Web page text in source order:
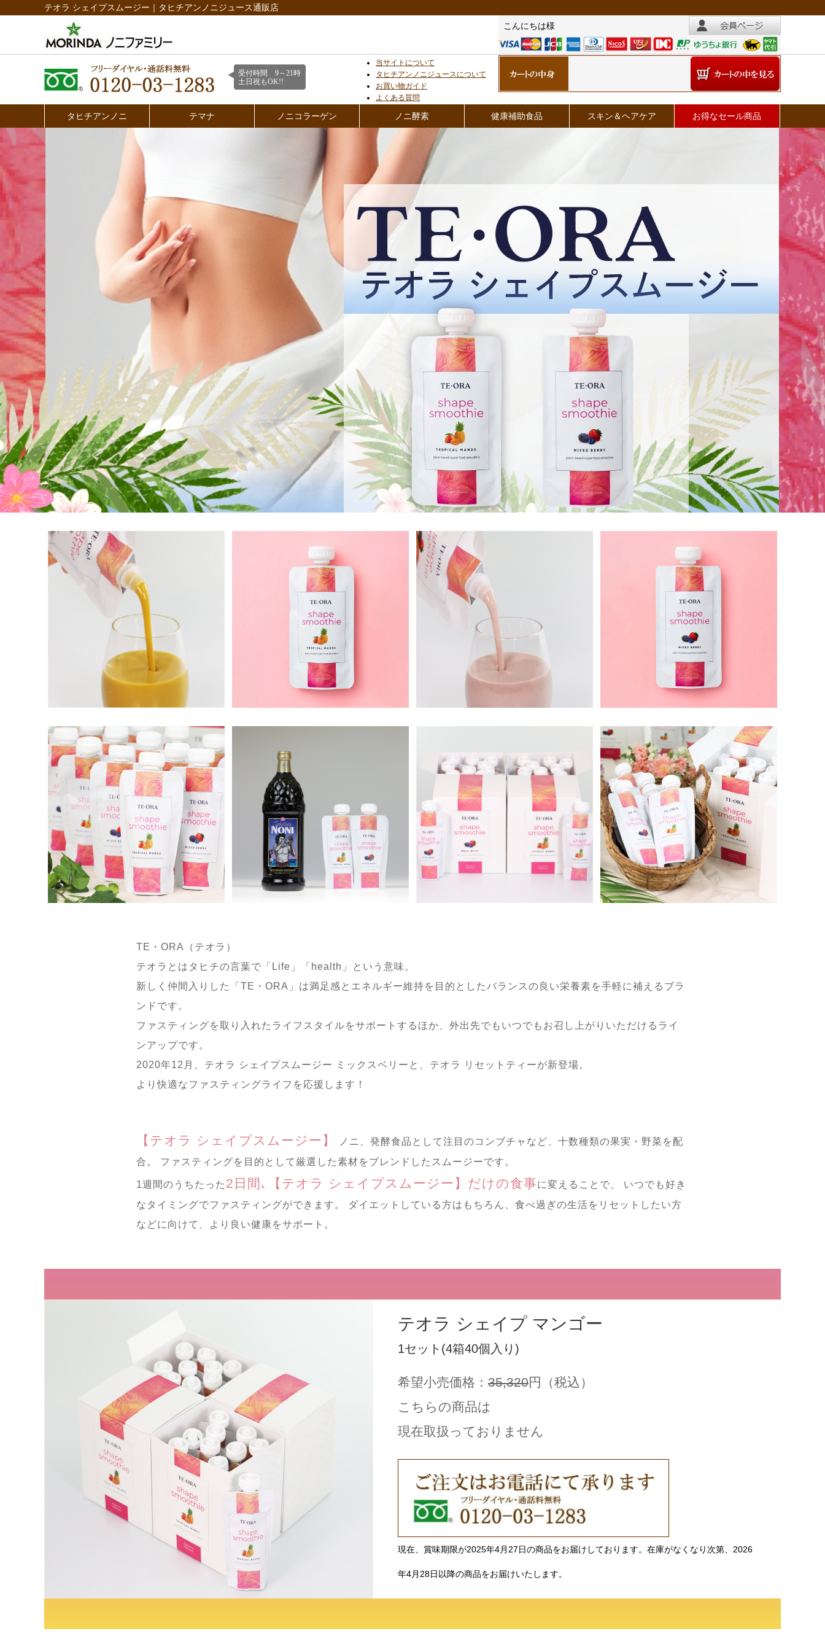
テオラ シェイプスムージー｜タヒチアンノニジュース通販店
受付時間 9～21時
土日祝もOK!!
当サイトについて
タヒチアンノニジュースについて
お買い物ガイド
よくある質問
こんにちは様
タヒチアンノニ テマナ ノニコラーゲン ノニ酵素 健康補助食品 スキン＆ヘアケア お得なセール商品
TE・ORA（テオラ）
テオラとはタヒチの言葉で「Life」「health」という意味。
新しく仲間入りした「TE・ORA」は満足感とエネルギー維持を目的としたバランスの良い栄養素を手軽に補えるブラ
ンドです。
ファスティングを取り入れたライフスタイルをサポートするほか、外出先でもいつでもお召し上がりいただけるライ
ンアップです。
2020年12月、テオラ シェイプスムージー ミックスベリーと、テオラ リセットティーが新登場。
より快適なファスティングライフを応援します！
【テオラ シェイプスムージー】
ノニ、発酵食品として注目のコンブチャなど、十数種類の果実・野菜を配
合。 ファスティングを目的として厳選した素材をブレンドしたスムージーです。
1週間のうちたった 2日間､ 【テオラ シェイプスムージー】 だけの食事に変えることで、 いつでも好き
なタイミングでファスティングができます。 ダイエットしている方はもちろん、食べ過ぎの生活をリセットしたい方
などに向けて、より良い健康をサポート。
テオラ シェイプ マンゴー
1セット(4箱40個入り)
希望小売価格： 35,320円（税込）
こちらの商品は
現在取扱っておりません
現在、賞味期限が2025年4月27日の商品をお届けしております。在庫がなくなり次第、2026
年4月28日以降の商品をお届けいたします。